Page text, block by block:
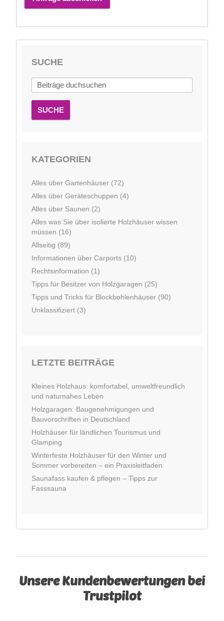
SUCHE
SUCHE
KATEGORIEN
Alles über Gartenhäuser (72)
Alles über Geräteschuppen (4)
Alles über Saunen (2)
Alles was Sie über isolierte Holzhäuser wissen
müssen (16)
Allseitig (89)
Informationen über Carports (10)
Rechtsinformation (1)
Tipps für Besitzer von Holzgaragen (25)
Tipps und Tricks für Blockbohlenhäuser (90)
Unklassifiziert (3)
LETZTE BEITRÄGE
Kleines Holzhaus: komfortabel, umweltfreundlich
und naturnahes Leben
Holzgaragen: Baugenehmigungen und
Bauvorschriften in Deutschland
Holzhäuser für ländlichen Tourismus und
Glamping
Winterfeste Holzhäuser für den Winter und
Sommer vorbereiten – ein Praxisleitfaden
Saunafass kaufen & pflegen – Tipps zur
Fasssauna
Unsere Kundenbewertungen bei
Trustpilot